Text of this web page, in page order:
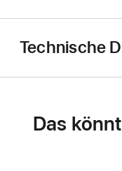
Technische
Das